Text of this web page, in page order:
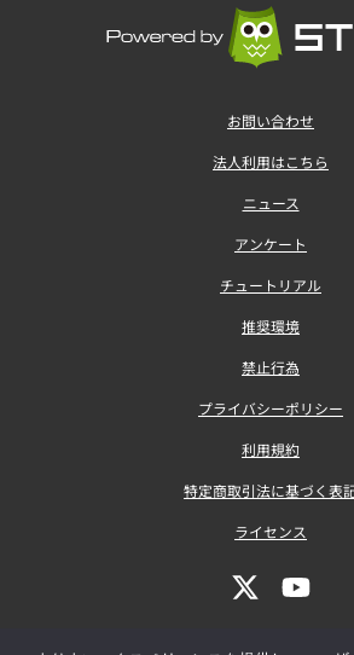
お問い合わせ
法人利用はこちら
ニュース
アンケート
チュートリアル
推奨環境
禁止行為
プライバシーポリシー
利用規約
特定商取引法に基づく表
ライセンス